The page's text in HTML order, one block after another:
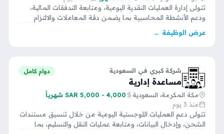
تتولى إدارة العمليات النقدية اليومية، ومتابعة التدفقات المالية،
ودعم الأنشطة المحاسبية بما يضمن دقة المعاملات والالتزام
عرض الوظيفة ←
شركة كبري في السعودية
مساعدة إدارية
دوام كامل
مكة المكرمة، السعودية
4,000 - 5,000 SAR شهرياً
منذ 3 يوم
تتولى دعم العمليات اللوجستية اليومية من خلال تنسيق مستندات
الشحن، وإدخال البيانات، ومتابعة عمليات النقل والتسليم، بما